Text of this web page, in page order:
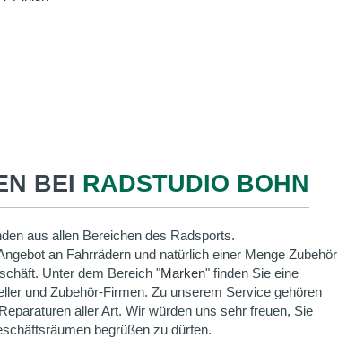
BEI RADSTUDIO BOHN
aus allen Bereichen des Radsports.
an Fahrrädern und natürlich einer Menge Zubehör
Unter dem Bereich "Marken" finden Sie eine
und Zubehör-Firmen. Zu unserem Service gehören
aller Art. Wir würden uns sehr freuen, Sie
begrüßen zu dürfen.